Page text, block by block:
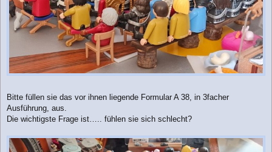
Bitte füllen sie das vor ihnen liegende Formular A 38, in 3facher
Ausführung, aus.
Die wichtigste Frage ist….. fühlen sie sich schlecht?